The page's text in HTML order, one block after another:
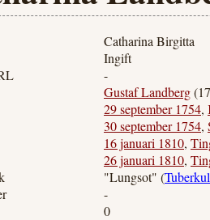
Catharina Birgitta
Ingift
-
Gustaf Landberg
29 september 1754,
30 september 1754,
16 januari 1810,
26 januari 1810,
"Lungsot" (
-
0